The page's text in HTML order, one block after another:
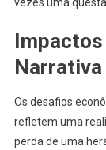
Narrativa
Os desafios
refletem uma
perda de uma